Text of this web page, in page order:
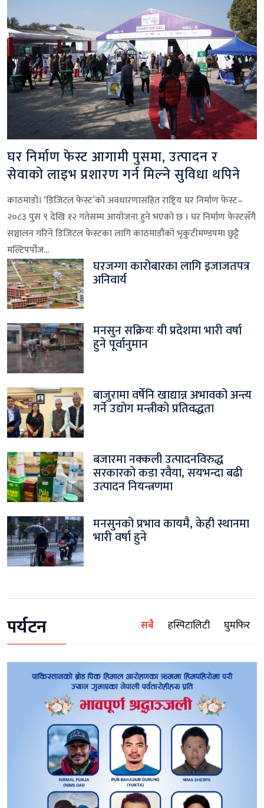
घर निर्माण फेस्ट आगामी पुसमा, उत्पादन र
सेवाको लाइभ प्रशारण गर्न मिल्ने सुविधा थपिने
काठमाडों। ‘डिजिटल फेस्ट’को अवधारणासहित राष्ट्रिय घर निर्माण फेस्ट–
२०८३ पुस ९ देखि १२ गतेसम्म आयोजना हुने भएको छ । घर निर्माण फेस्टसँगै
सञ्चालन गरिने डिजिटल फेस्टका लागि काठमाडौंको भृकुटीमण्डपमा छुट्टै
मल्टिपर्पोज...
घरजग्गा कारोबारका लागि इजाजतपत्र
अनिवार्य
मनसुन सक्रियः यी प्रदेशमा भारी वर्षा
हुने पूर्वानुमान
बाजुरामा वर्षेनि खाद्यान्न अभावको अन्त्य
गर्ने उद्योग मन्त्रीको प्रतिवद्धता
बजारमा नक्कली उत्पादनविरुद्ध
सरकारको कडा रवैया, सयभन्दा बढी
उत्पादन नियन्त्रणमा
मनसुनको प्रभाव कायमै, केही स्थानमा
भारी वर्षा हुने
पर्यटन सबै हस्पिटालिटी घुमफिर